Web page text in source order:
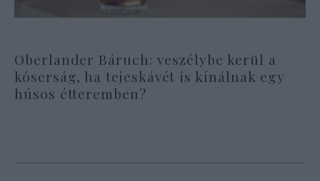
Oberlander Báruch: veszélybe kerül a
kóserság, ha tejeskávét is kínálnak egy
húsos étteremben?